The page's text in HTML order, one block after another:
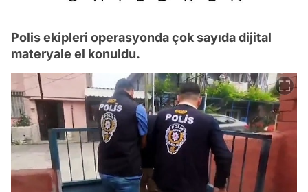
Polis ekipleri operasyonda çok sayıda dijital
materyale el konuldu.